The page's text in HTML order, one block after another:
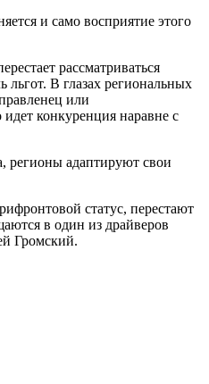
и само восприятие этого
рассматриваться
льгот. В глазах региональных
или
конкуренция наравне с
регионы адаптируют свои
статус, перестают
в один из драйверов
Громский.